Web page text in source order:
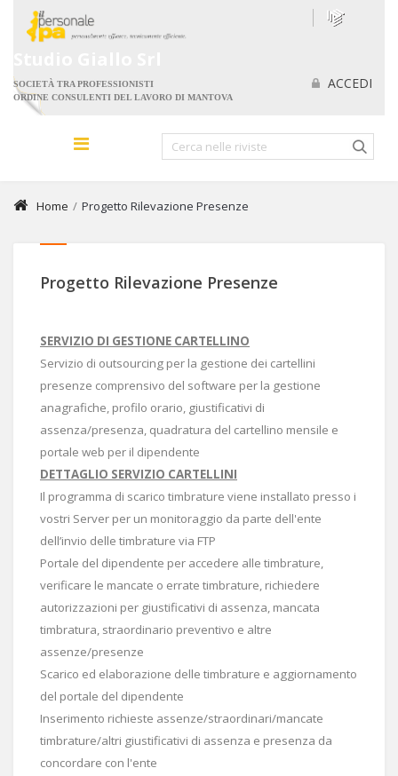
SOCIETÀ TRA PROFESSIONISTI
ORDINE CONSULENTI DEL LAVORO DI MANTOVA
ACCEDI
Home / Progetto Rilevazione Presenze
Progetto Rilevazione Presenze
SERVIZIO DI GESTIONE CARTELLINO
Servizio di outsourcing per la gestione dei cartellini
presenze comprensivo del software per la gestione
anagrafiche, profilo orario, giustificativi di
assenza/presenza, quadratura del cartellino mensile e
portale web per il dipendente
DETTAGLIO SERVIZIO CARTELLINI
Il programma di scarico timbrature viene installato presso i
vostri Server per un monitoraggio da parte dell'ente
dell’invio delle timbrature via FTP
Portale del dipendente per accedere alle timbrature,
verificare le mancate o errate timbrature, richiedere
autorizzazioni per giustificativi di assenza, mancata
timbratura, straordinario preventivo e altre
assenze/presenze
Scarico ed elaborazione delle timbrature e aggiornamento
del portale del dipendente
Inserimento richieste assenze/straordinari/mancate
timbrature/altri giustificativi di assenza e presenza da
concordare con l'ente